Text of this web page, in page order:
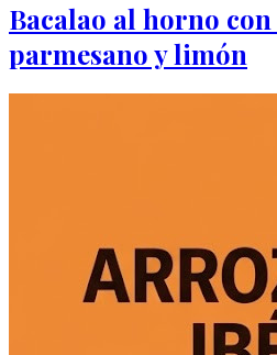
Bacalao al horno
parmesano y limón